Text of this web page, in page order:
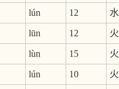
lún 12 水
lūn 12 火
lùn 15 火
lún 10 火